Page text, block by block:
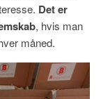
Det er
, hvis man
måned.